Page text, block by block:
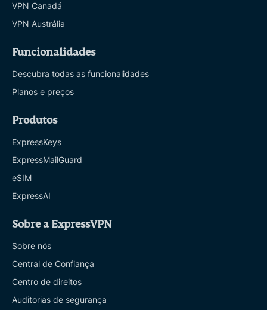
VPN Canadá
VPN Austrália
Funcionalidades
Descubra todas as funcionalidades
Planos e preços
Produtos
ExpressKeys
ExpressMailGuard
eSIM
ExpressAI
Sobre a ExpressVPN
Sobre nós
Central de Confiança
Centro de direitos
Auditorias de segurança